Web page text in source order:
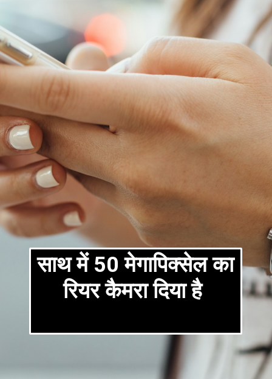
साथ में 50 मेगापिक्सेल का
रियर कैमरा दिया है